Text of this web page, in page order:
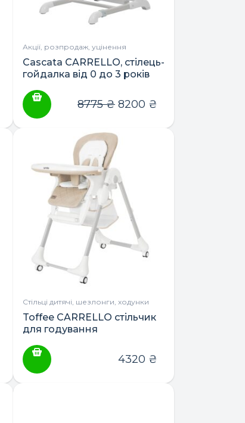
Акції, розпродаж, уцінення
Cascata CARRELLO, cтілець-
гойдалка від 0 до 3 років
8775₴ 8200 ₴
Стільці дитячі, шезлонги, ходунки
Toffee CARRELLO стільчик
для годування
4320 ₴